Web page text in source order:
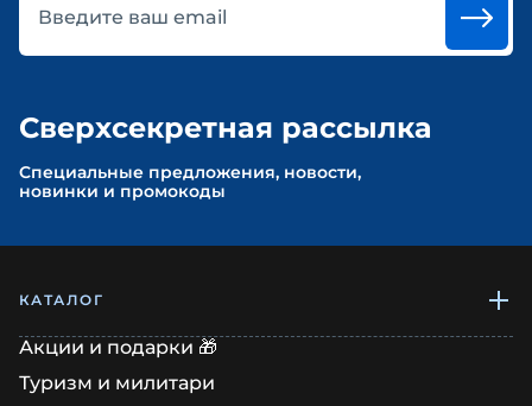
Введите ваш email
Сверхсекретная рассылка
Cпециальные предложения, новости,
новинки и промокоды
КАТАЛОГ
Акции и подарки 🎁
Туризм и милитари